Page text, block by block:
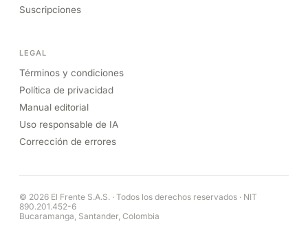
Suscripciones
LEGAL
Términos y condiciones
Política de privacidad
Manual editorial
Uso responsable de IA
Corrección de errores
© 2026 El Frente S.A.S. · Todos los derechos reservados · NIT
890.201.452-6
Bucaramanga, Santander, Colombia